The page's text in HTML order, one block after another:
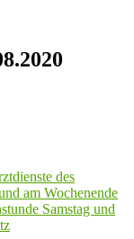
des
am Wochenende
Samstag und